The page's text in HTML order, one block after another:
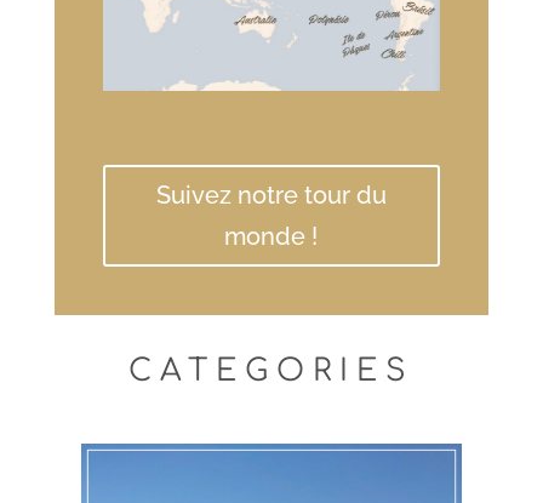
Suivez notre tour du
monde !
CATEGORIES